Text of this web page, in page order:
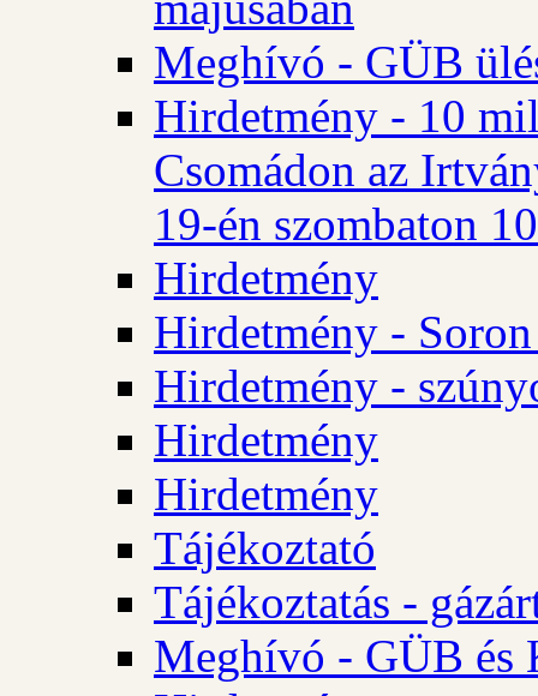
Meghívó - GÜB
Hirdetmény - 10
Csomádon az
19-én szombaton
Hirdetmény
Hirdetmény -
Hirdetmény -
Hirdetmény
Hirdetmény
Tájékoztató
Tájékoztatás -
Meghívó - GÜB és